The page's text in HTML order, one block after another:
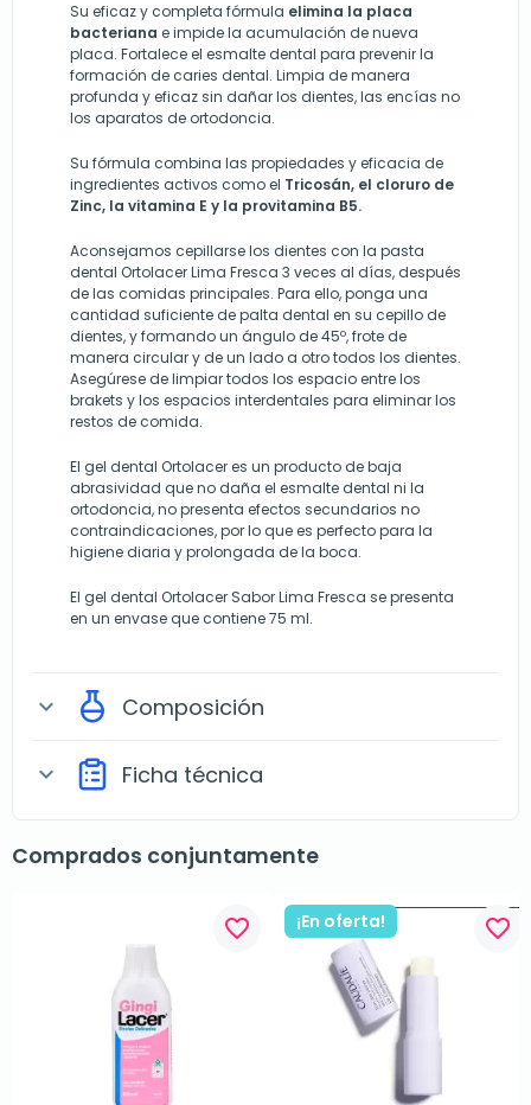
Su eficaz y completa fórmula elimina la placa
bacteriana e impide la acumulación de nueva
placa. Fortalece el esmalte dental para prevenir la
formación de caries dental. Limpia de manera
profunda y eficaz sin dañar los dientes, las encías no
los aparatos de ortodoncia.
Su fórmula combina las propiedades y eficacia de
ingredientes activos como el Tricosán, el cloruro de
Zinc, la vitamina E y la provitamina B5.
Aconsejamos cepillarse los dientes con la pasta
dental Ortolacer Lima Fresca 3 veces al días, después
de las comidas principales. Para ello, ponga una
cantidad suficiente de palta dental en su cepillo de
dientes, y formando un ángulo de 45º, frote de
manera circular y de un lado a otro todos los dientes.
Asegúrese de limpiar todos los espacio entre los
brakets y los espacios interdentales para eliminar los
restos de comida.
El gel dental Ortolacer es un producto de baja
abrasividad que no daña el esmalte dental ni la
ortodoncia, no presenta efectos secundarios no
contraindicaciones, por lo que es perfecto para la
higiene diaria y prolongada de la boca.
El gel dental Ortolacer Sabor Lima Fresca se presenta
en un envase que contiene 75 ml.
expand_more Composición
expand_more Ficha técnica
Comprados conjuntamente
favorite_border ¡En oferta! favorite_border